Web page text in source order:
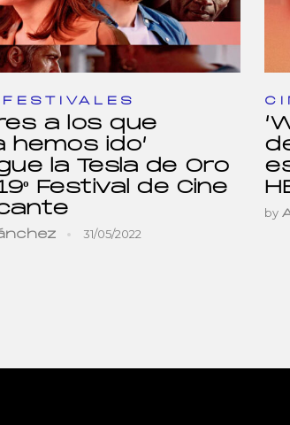
FESTIVALES
a los que
hemos ido’
la Tesla de Oro
Festival de Cine
31/05/2022
by